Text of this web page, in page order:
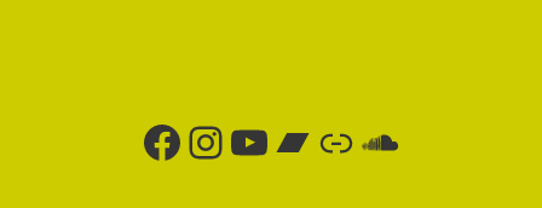
1step sur facebook
Instagram
1step sur Youtube
Bandcamp
1step sur